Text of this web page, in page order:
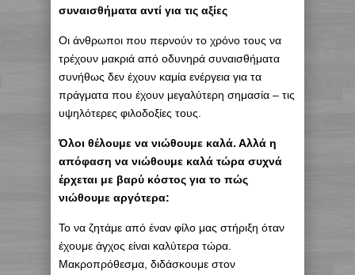
συναισθήματα αντί για τις αξίες
Οι άνθρωποι που περνούν το χρόνο τους να
τρέχουν μακριά από οδυνηρά συναισθήματα
συνήθως δεν έχουν καμία ενέργεια για τα
πράγματα που έχουν μεγαλύτερη σημασία – τις
υψηλότερες φιλοδοξίες τους.
Όλοι θέλουμε να νιώθουμε καλά. Αλλά η
απόφαση να νιώθουμε καλά τώρα συχνά
έρχεται με βαρύ κόστος για το πώς
νιώθουμε αργότερα:
Το να ζητάμε από έναν φίλο μας στήριξη όταν
έχουμε άγχος είναι καλύτερα τώρα.
Μακροπρόθεσμα, διδάσκουμε στον